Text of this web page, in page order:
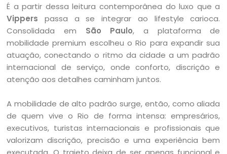
É a partir dessa leitura contemporânea do luxo que a
Vippers passa a se integrar ao lifestyle carioca.
Consolidada em São Paulo, a plataforma de
mobilidade premium escolheu o Rio para expandir sua
atuação, conectando o ritmo da cidade a um padrão
internacional de serviço, onde conforto, discrição e
atenção aos detalhes caminham juntos.
A mobilidade de alto padrão surge, então, como aliada
de quem vive o Rio de forma intensa: empresários,
executivos, turistas internacionais e profissionais que
valorizam discrição, precisão e uma experiência bem